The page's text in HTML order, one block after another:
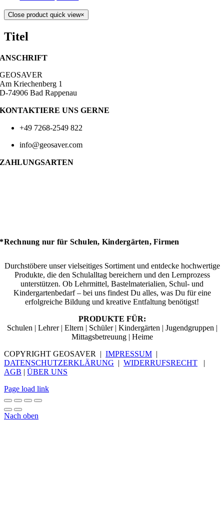
Close product quick view×
Titel
ANSCHRIFT
GEOSAVER
Am Kriechenberg 1
D-74906 Bad Rappenau
KONTAKTIERE UNS GERNE
+49 7268-2549 822
info@geosaver.com
ZAHLUNGSARTEN
*Rechnung nur für Schulen, Kindergärten, Firmen
Durchstöbere unser vielseitiges Sortiment und entdecke hochwertige
Produkte, die den Schulalltag bereichern und den Lernprozess
unterstützen. Ob Lehrmittel, Bastelmaterialien, Schul- und
Kindergartenbedarf – bei uns findest Du alles, was Du für eine
erfolgreiche Bildung und kreative Entfaltung benötigst!
PRODUKTE FÜR:
Schulen | Lehrer | Eltern | Schüler | Kindergärten | Jugendgruppen |
Mittagsbetreuung | Heime
COPYRIGHT GEOSAVER | IMPRESSUM |
DATENSCHUTZERKLÄRUNG | WIDERRUFSRECHT |
AGB | ÜBER UNS
Page load link
Nach oben